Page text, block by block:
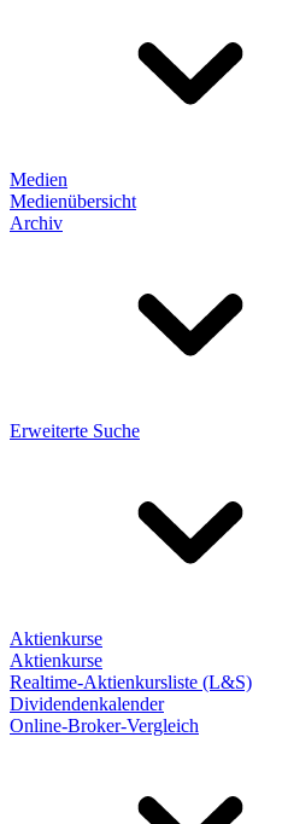
Medien
Medienübersicht
Archiv
Erweiterte Suche
Aktienkurse
Aktienkurse
Realtime-Aktienkursliste (L&S)
Dividendenkalender
Online-Broker-Vergleich